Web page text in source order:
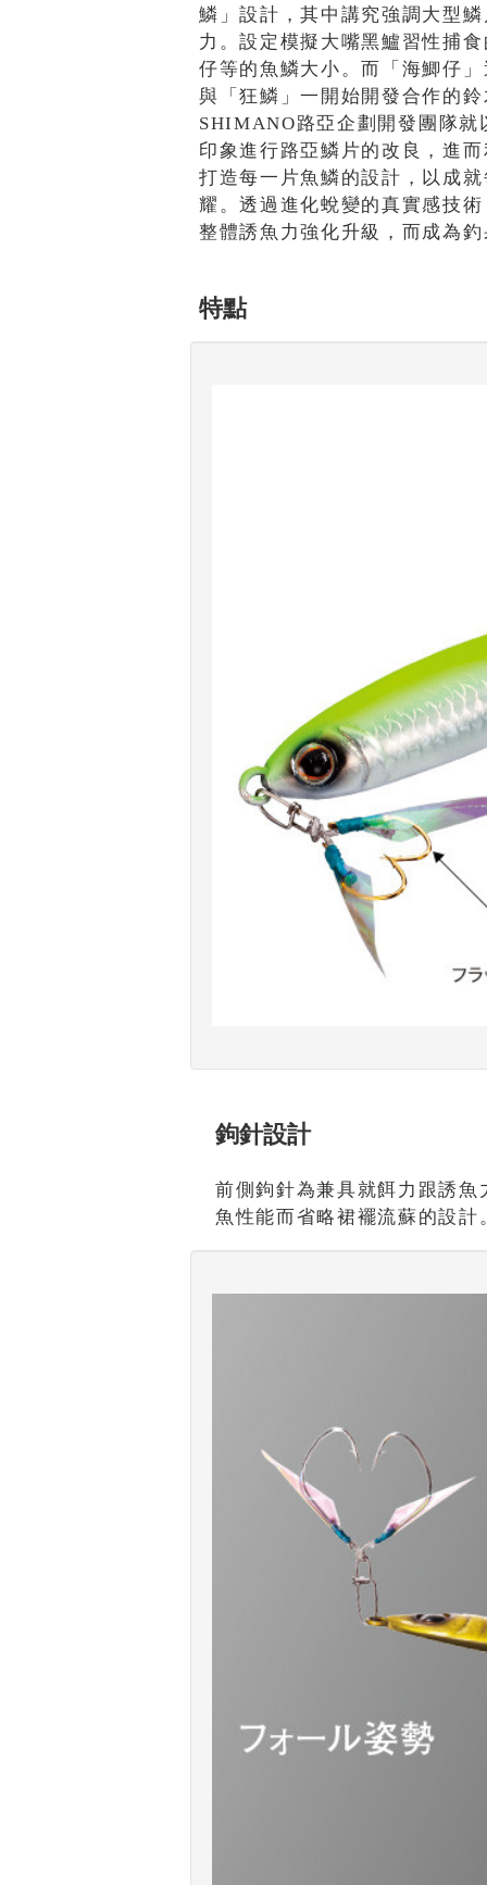
鱗」設計，其中講究強調大型
力。設定模擬大嘴黑鱸習性捕
仔等的魚鱗大小。而「海鯽仔
與「狂鱗」一開始開發合作的
SHIMANO路亞企劃開發團隊
印象進行路亞鱗片的改良，進
打造每一片魚鱗的設計，以成
耀。透過進化蛻變的真實感技
整體誘魚力強化升級，而成為
特點
鉤針設計
前側鉤針為兼具就餌力跟誘
魚性能而省略裙襬流蘇的設